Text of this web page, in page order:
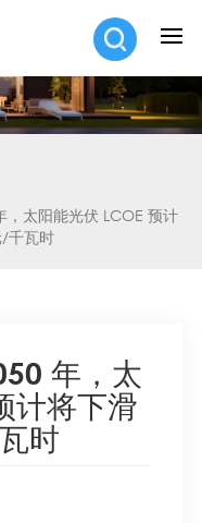
太阳能光伏 LCOE 预计
千瓦时
年，太
计将下滑
时